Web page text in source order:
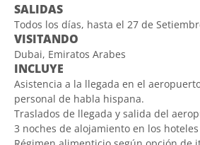
SALIDAS
Todos los días, hasta el 27 de
VISITANDO
Dubai, Emiratos Arabes
INCLUYE
Asistencia a la llegada en el
personal de habla hispana.
Traslados de llegada y salida del
3 noches de alojamiento en los